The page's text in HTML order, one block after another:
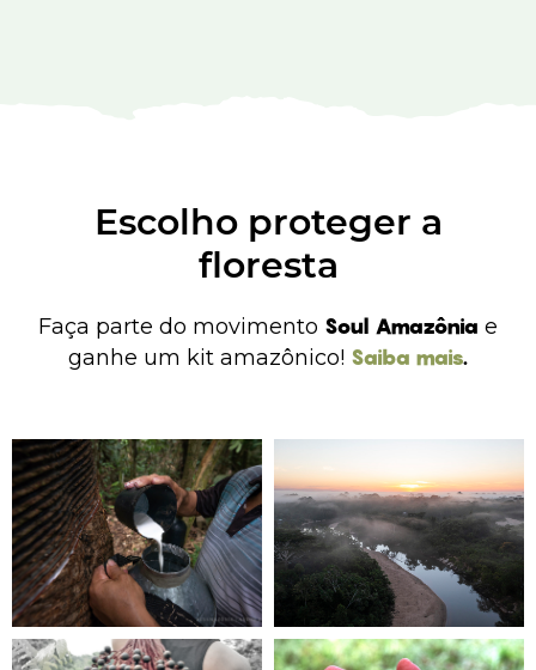
Escolho proteger a
floresta
Faça parte do movimento Soul Amazônia e
ganhe um kit amazônico! Saiba mais.